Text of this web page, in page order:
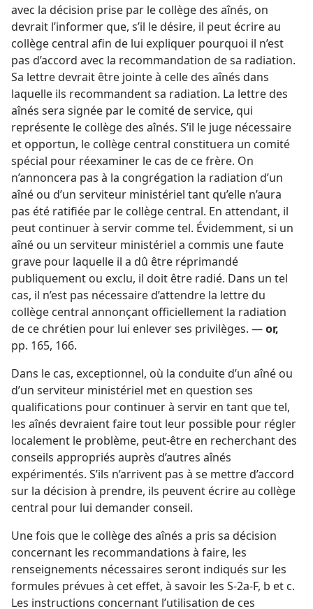
avec la décision prise par le collège des aînés, on
devrait l’informer que, s’il le désire, il peut écrire au
collège central afin de lui expliquer pourquoi il n’est
pas d’accord avec la recommandation de sa radiation.
Sa lettre devrait être jointe à celle des aînés dans
laquelle ils recommandent sa radiation. La lettre des
aînés sera signée par le comité de service, qui
représente le collège des aînés. S’il le juge nécessaire
et opportun, le collège central constituera un comité
spécial pour réexaminer le cas de ce frère. On
n’annoncera pas à la congrégation la radiation d’un
aîné ou d’un serviteur ministériel tant qu’elle n’aura
pas été ratifiée par le collège central. En attendant, il
peut continuer à servir comme tel. Évidemment, si un
aîné ou un serviteur ministériel a commis une faute
grave pour laquelle il a dû être réprimandé
publiquement ou exclu, il doit être radié. Dans un tel
cas, il n’est pas nécessaire d’attendre la lettre du
collège central annonçant officiellement la radiation
de ce chrétien pour lui enlever ses privilèges. —or,
pp. 165, 166.
Dans le cas, exceptionnel, où la conduite d’un aîné ou
d’un serviteur ministériel met en question ses
qualifications pour continuer à servir en tant que tel,
les aînés devraient faire tout leur possible pour régler
localement le problème, peut-être en recherchant des
conseils appropriés auprès d’autres aînés
expérimentés. S’ils n’arrivent pas à se mettre d’accord
sur la décision à prendre, ils peuvent écrire au collège
central pour lui demander conseil.
Une fois que le collège des aînés a pris sa décision
concernant les recommandations à faire, les
renseignements nécessaires seront indiqués sur les
formules prévues à cet effet, à savoir les S-2a-F, b et c.
Les instructions concernant l’utilisation de ces